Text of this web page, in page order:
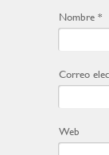
Nombre *
Correo
Web